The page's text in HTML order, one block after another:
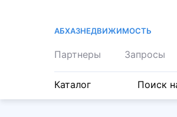
АБХАЗНЕДВИЖИМОСТЬ
Партнеры Запросы
Каталог Поиск